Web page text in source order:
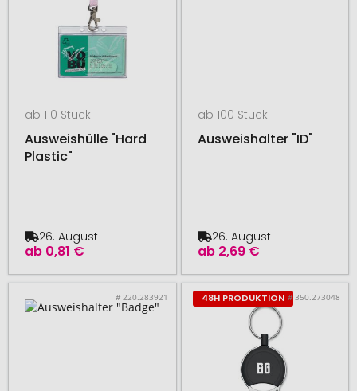
ab 110 Stück
Ausweishülle "Hard
Plastic"
ab 0,81 €
26. August
ab 100 Stück
Ausweishalter "ID"
ab 2,69 €
26. August
# 220.283921 48H PRODUKTION # 350.273048